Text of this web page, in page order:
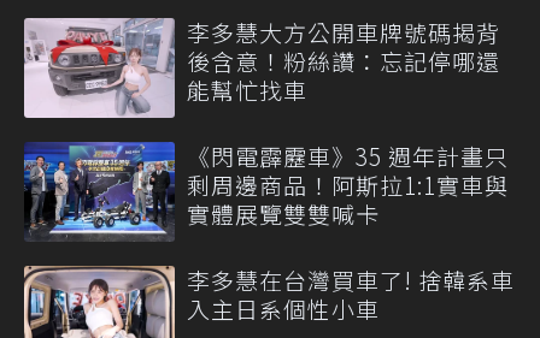
李多慧大方公開車牌號碼揭背
後含意！粉絲讚：忘記停哪還
能幫忙找車
《閃電霹靂車》35 週年計畫只
剩周邊商品！阿斯拉1:1實車與
實體展覽雙雙喊卡
李多慧在台灣買車了! 捨韓系車
入主日系個性小車